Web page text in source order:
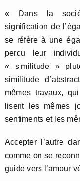
« Dans la
signification de
se réfère à une
perdu leur
« similitude »
similitude
mêmes travaux,
lisent les mêmes
sentiments et les
Accepter l’autre
comme on se
guide vers l’amour